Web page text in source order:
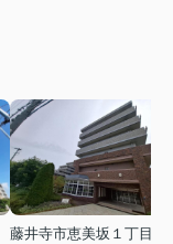
藤井寺市恵美坂１丁目